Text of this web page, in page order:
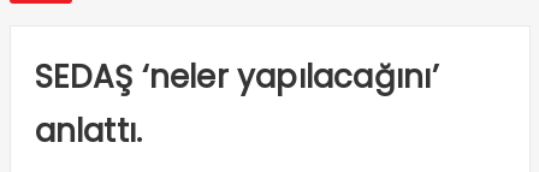
SEDAŞ ‘neler yapılacağını’
anlattı.